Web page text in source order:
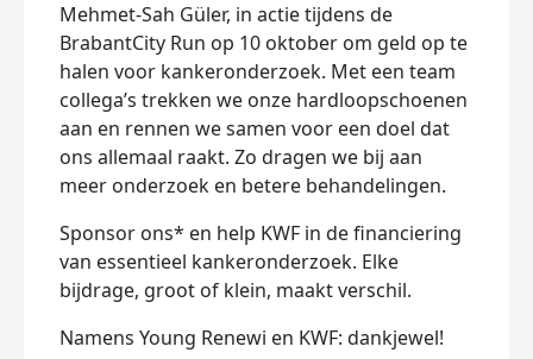
Mehmet-Sah Güler, in actie tijdens de
BrabantCity Run op 10 oktober om geld op te
halen voor kankeronderzoek. Met een team
collega’s trekken we onze hardloopschoenen
aan en rennen we samen voor een doel dat
ons allemaal raakt. Zo dragen we bij aan
meer onderzoek en betere behandelingen.
Sponsor ons* en help KWF in de financiering
van essentieel kankeronderzoek. Elke
bijdrage, groot of klein, maakt verschil.
Namens Young Renewi en KWF: dankjewel!